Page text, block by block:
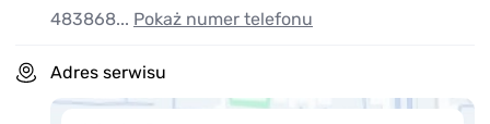
483868... Pokaż numer telefonu
Adres serwisu